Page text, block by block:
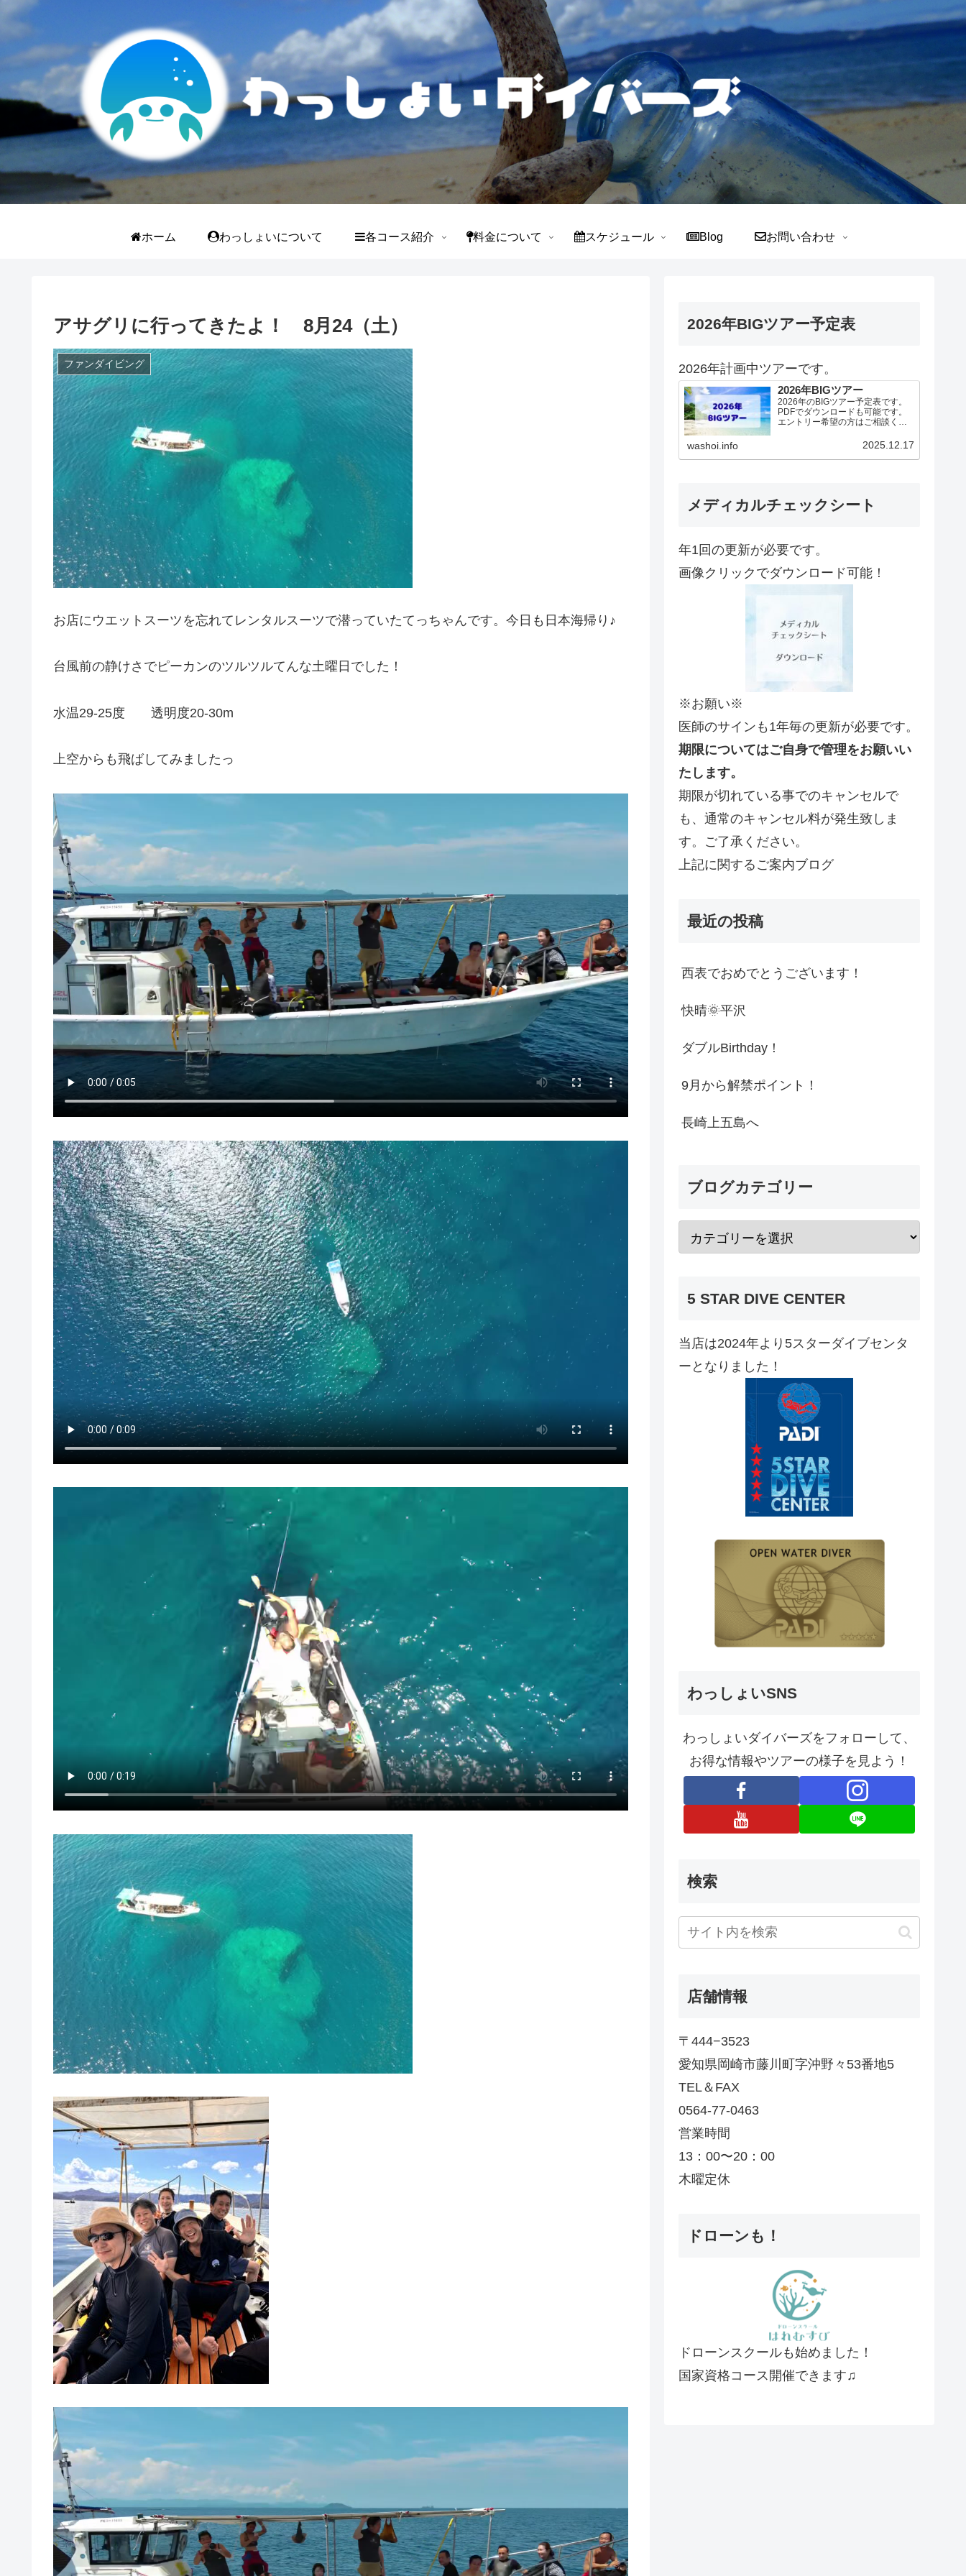
ホーム わっしょいについて 各コース紹介 料金について スケジュール Blog お問い合わせ
アサグリに行ってきたよ！ 8月24（土）
ファンダイビング
お店にウエットスーツを忘れてレンタルスーツで潜っていたてっちゃんです。今日も日本海帰り♪
台風前の静けさでピーカンのツルツルてんな土曜日でした！
水温29-25度 透明度20-30m
上空からも飛ばしてみましたっ
2026年BIGツアー予定表
2026年計画中ツアーです。
2026年BIGツアー
2026年のBIGツアー予定表です。
PDFでダウンロードも可能です。
エントリー希望の方はご相談くだ
より変動ありますので、ご確認く
新）ダウンロードPDFでアップロ
washoi.info 2025.12.17
メディカルチェックシート
年1回の更新が必要です。
画像クリックでダウンロード可能！
※お願い※
医師のサインも1年毎の更新が必要です。
期限についてはご自身で管理をお願いい
たします。
期限が切れている事でのキャンセルで
も、通常のキャンセル料が発生致しま
す。ご了承ください。
上記に関するご案内ブログ
最近の投稿
西表でおめでとうございます！
快晴🌞平沢
ダブルBirthday！
9月から解禁ポイント！
長崎上五島へ
ブログカテゴリー
5 STAR DIVE CENTER
当店は2024年より5スターダイブセンタ
ーとなりました！
わっしょいSNS
わっしょいダイバーズをフォローして、
お得な情報やツアーの様子を見よう！
検索
店舗情報
〒444−3523
愛知県岡崎市藤川町字沖野々53番地5
TEL＆FAX
0564-77-0463
営業時間
13：00〜20：00
木曜定休
ドローンも！
ドローンスクールも始めました！
国家資格コース開催できます♫